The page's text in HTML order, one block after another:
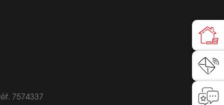
7574337